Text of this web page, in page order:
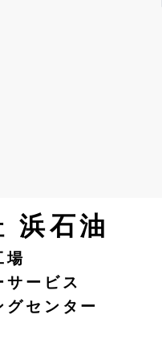
浜石油
場
サービス
グセンター